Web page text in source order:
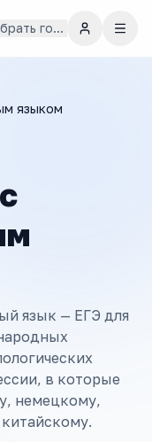
город
языком
язык — ЕГЭ для
в которые
немецкому,